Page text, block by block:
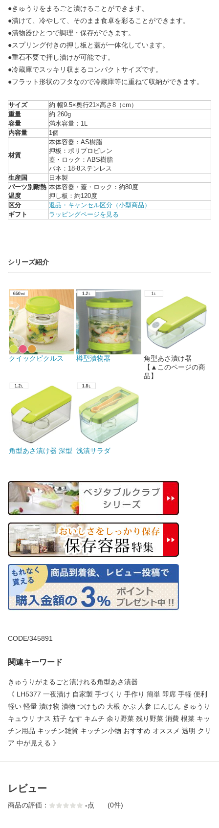
●きゅうりをまるごと漬けることができます。
●漬けて、冷やして、そのまま食卓を彩ることができます。
●漬物器ひとつで調理・保存ができます。
●スプリング付きの押し板と蓋が一体化しています。
●重石不要で押し漬けが可能です。
●冷蔵庫でスッキリ収まるコンパクトサイズです。
●フラット形状のフタなので冷蔵庫等に重ねて収納ができます。
サイズ
約 幅9.5×奥行21×高さ8（cm）
重量
約 260g
容量
満水容量：1L
内容量
1個
材質
本体容器：AS樹脂
押板：ポリプロピレン
蓋・ロック：ABS樹脂
バネ：18-8ステンレス
生産国
日本製
パーツ別耐熱
温度
本体容器・蓋・ロック：約80度
押し板：約120度
区分
返品・キャンセル区分（小型商品）
ギフト
ラッピングページを見る
シリーズ紹介
クイックピクルス 樽型漬物器
角型あさ漬け器
【▲このページの商
品】
角型あさ漬け器 深型 浅漬サラダ
CODE/345891
関連キーワード
きゅうりがまるごと漬けれる角型あさ漬器
《 LH5377 一夜漬け 自家製 手づくり 手作り 簡単 即席 手軽 便利
軽い 軽量 漬け物 漬物 つけもの 大根 かぶ 人参 にんじん きゅうり
キュウリ ナス 茄子 なす キムチ 余り野菜 残り野菜 消費 根菜 キッ
チン用品 キッチン雑貨 キッチン小物 おすすめ オススメ 透明 クリ
ア 中が見える 》
レビュー
商品の評価： -点 (0件)